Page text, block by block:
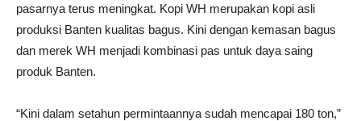
pasarnya terus meningkat. Kopi WH merupakan kopi asli
produksi Banten kualitas bagus. Kini dengan kemasan bagus
dan merek WH menjadi kombinasi pas untuk daya saing
produk Banten.
“Kini dalam setahun permintaannya sudah mencapai 180 ton,”